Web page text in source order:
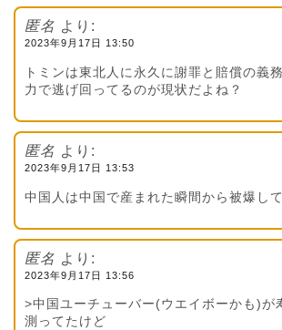
匿名 より:
2023年9月17日 13:50
トミンは東北人に永久に謝罪と賠償の義
力で逃げ回ってるのが現状だよね？
匿名 より:
2023年9月17日 13:53
中国人は中国で産まれた瞬間から被爆し
匿名 より:
2023年9月17日 13:56
>中国ユーチューバー(ウエイボーかも)が
測ってたけど